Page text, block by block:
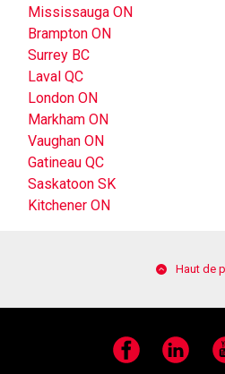
Mississauga ON
Brampton ON
Surrey BC
Laval QC
London ON
Markham ON
Vaughan ON
Gatineau QC
Saskatoon SK
Kitchener ON
Haut de
Facebook LinkedIn